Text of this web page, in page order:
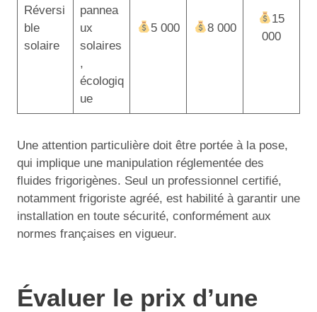
Réversi
ble
solaire
pannea
ux
solaires
,
écologiq
ue
5 000 8 000
15
000
Une attention particulière doit être portée à la pose,
qui implique une manipulation réglementée des
fluides frigorigènes. Seul un professionnel certifié,
notamment frigoriste agréé, est habilité à garantir une
installation en toute sécurité, conformément aux
normes françaises en vigueur.
Évaluer le prix d’une